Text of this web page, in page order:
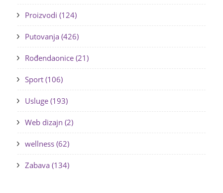
Proizvodi (124)
Putovanja (426)
Rođendaonice (21)
Sport (106)
Usluge (193)
Web dizajn (2)
wellness (62)
Zabava (134)